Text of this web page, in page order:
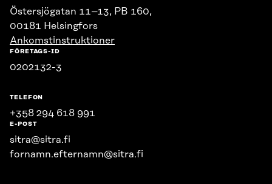
Östersjögatan 11–13, PB 160,
00181 Helsingfors
Ankomstinstruktioner
FÖRETAGS-ID
0202132-3
TELEFON
+358 294 618 991
E-POST
sitra@sitra.fi
fornamn.efternamn@sitra.fi